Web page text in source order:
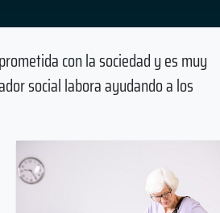
con la sociedad y es muy
social labora ayudando a los